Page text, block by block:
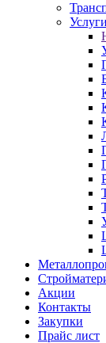
Акции
Контакты
Закупки
Прайс лист